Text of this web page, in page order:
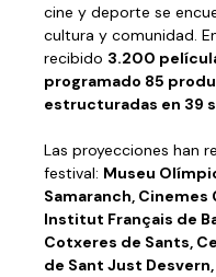
cine y deporte se
cultura y comunidad.
recibido 3.200
programado 85
estructuradas en 39
Las proyecciones han
festival: Museu
Samaranch, Cinemes
Institut Français de
Cotxeres de Sants,
de Sant Just Desvern,